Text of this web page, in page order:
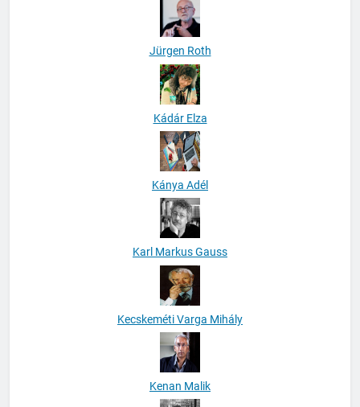
Jürgen Roth
Kádár Elza
Kánya Adél
Karl Markus Gauss
Kecskeméti Varga Mihály
Kenan Malik